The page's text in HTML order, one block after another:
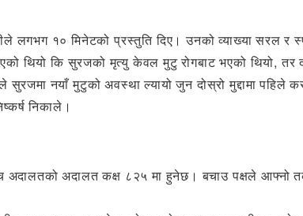
१० मिनेटको प्रस्तुति दिए। उनको व्याख्या सरल र
थियो कि सुरजको मृत्यु केवल मुटु रोगबाट भएको थियो, तर
सुरजमा नयाँ मुटुको अवस्था ल्यायो जुन दोस्रो मुद्दामा
निकाले।
अदालतको अदालत कक्ष ८२५ मा हुनेछ। बचाउ पक्षले आफ्नो